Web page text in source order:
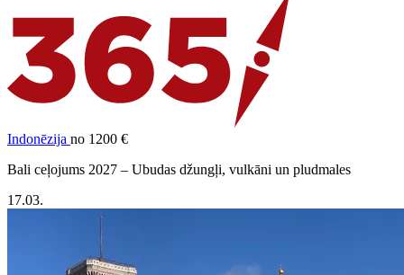
Indonēzija no 1200 €
Bali ceļojums 2027 – Ubudas džungļi, vulkāni un pludmales
17.03.